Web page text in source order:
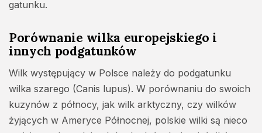
gatunku.
Porównanie wilka europejskiego i
innych podgatunków
Wilk występujący w Polsce należy do podgatunku
wilka szarego (Canis lupus). W porównaniu do swoich
kuzynów z północy, jak wilk arktyczny, czy wilków
żyjących w Ameryce Północnej, polskie wilki są nieco